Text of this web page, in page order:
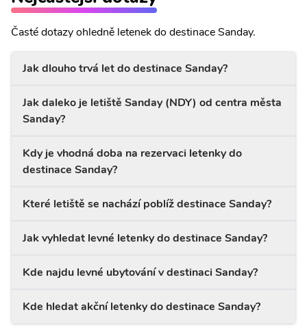
Časté dotazy ohledně letenek do destinace Sanday.
Jak dlouho trvá let do destinace Sanday?
Jak daleko je letiště Sanday (NDY) od centra města
Sanday?
Kdy je vhodná doba na rezervaci letenky do
destinace Sanday?
Které letiště se nachází poblíž destinace Sanday?
Jak vyhledat levné letenky do destinace Sanday?
Kde najdu levné ubytování v destinaci Sanday?
Kde hledat akční letenky do destinace Sanday?